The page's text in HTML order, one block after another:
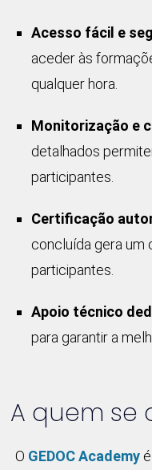
Acesso fácil e
aceder às
qualquer hora.
Monitorização e
detalhados
participantes.
Certificação
concluída gera um
participantes.
Apoio técnico
para garantir a
A quem se
O GEDOC Academy